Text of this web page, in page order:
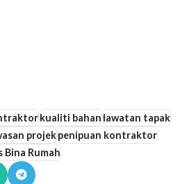
kualiti bahanlawatan tapak
projekpenipuan kontraktor
Bina Rumah